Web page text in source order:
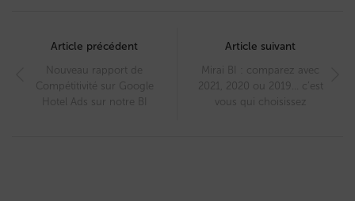
navigation
Article précédent
Nouveau rapport de
Compétitivité sur Google
Hotel Ads sur notre BI
Article suivant
Mirai BI : comparez avec
2021, 2020 ou 2019… c’est
vous qui choisissez